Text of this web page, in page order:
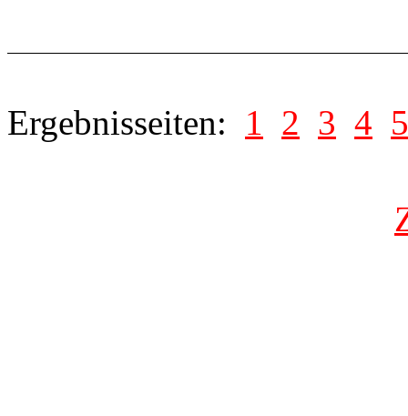
Ergebnisseiten: 1 2 3 4 5